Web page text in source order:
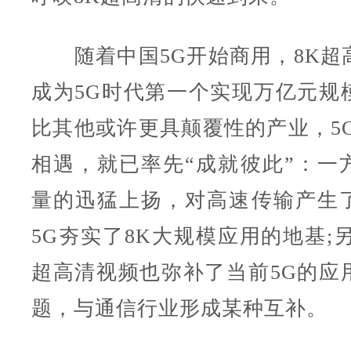
随着中国5G开始商用，8K超
成为5G时代第一个实现万亿元规
比其他或许更具颠覆性的产业，
相遇，就已率先“成就彼此”：一
量的迅猛上扬，对高速传输产生
5G夯实了8K大规模应用的地基;
超高清视频也弥补了当前5G的应
题，与通信行业形成某种互补。